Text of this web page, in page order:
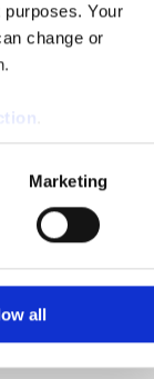
Your
change or
We also share
combine it with
Marketing
all